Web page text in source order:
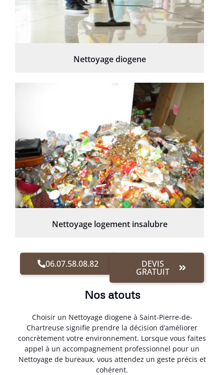
Nettoyage diogene
Nettoyage logement insalubre
06.07.58.08.82 DEVIS
GRATUIT
Nos atouts
Choisir un Nettoyage diogene à Saint-Pierre-de-
Chartreuse signifie prendre la décision d’améliorer
concrètement votre environnement. Lorsque vous faites
appel à un accompagnement professionnel pour un
Nettoyage de bureaux, vous attendez un geste précis et
cohérent.